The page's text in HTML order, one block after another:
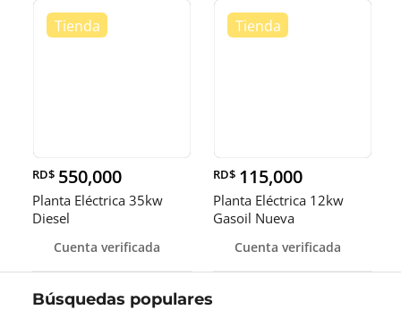
RD$ 550,000
Planta Eléctrica 35kw
Diesel
Cuenta verificada
RD$ 115,000
Planta Eléctrica 12kw
Gasoil Nueva
Cuenta verificada
Búsquedas populares